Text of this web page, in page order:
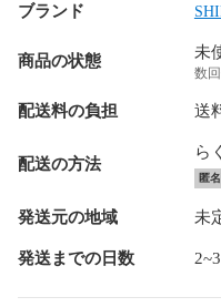
ブランド
商品の状態 未
数
配送料の負担 送
配送の方法
ら
匿
発送元の地域 未
発送までの日数